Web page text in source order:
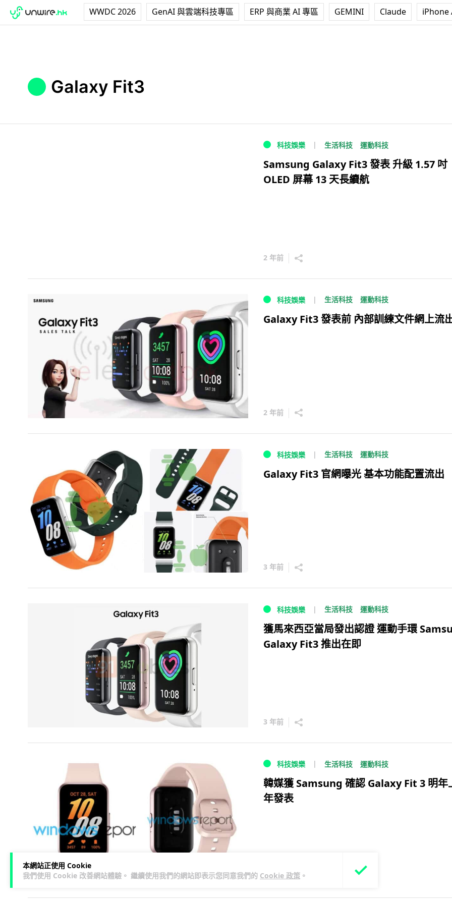
WWDC 2026 GenAI 與雲端科技專區 ERP 與商業 AI 專區 GEMINI Claude iPhone
本網站正使用 Cookie
我們使用 Cookie 改善網站體驗。 繼續使用我們的網站即表示您同意我們的 Cookie 政策 。
Galaxy Fit3
科技娛樂 生活科技 運動科技
Samsung Galaxy Fit3 發表 升級 1.57 吋
OLED 屏幕 13 天長續航
2 年前
科技娛樂 生活科技 運動科技
Galaxy Fit3 發表前 內部訓練文件網上流
2 年前
科技娛樂 生活科技 運動科技
Galaxy Fit3 官網曝光 基本功能配置流出
3 年前
科技娛樂 生活科技 運動科技
獲馬來西亞當局發出認證 運動手環
Galaxy Fit3 推出在即
3 年前
科技娛樂 生活科技 運動科技
韓媒獲 Samsung 確認 Galaxy Fit 3 明年
年發表
3 年前